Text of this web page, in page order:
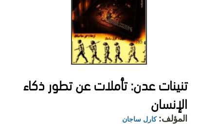
تنينات عدن: تأملات عن تطور ذكاء
الإنسان
المؤلف: كارل ساجان